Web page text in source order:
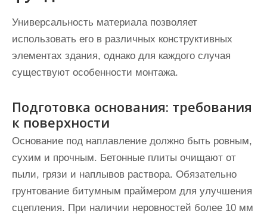
Универсальность материала позволяет
использовать его в различных конструктивных
элементах здания, однако для каждого случая
существуют особенности монтажа.
Подготовка основания: требования
к поверхности
Основание под наплавление должно быть ровным,
сухим и прочным. Бетонные плиты очищают от
пыли, грязи и наплывов раствора. Обязательно
грунтование битумным праймером для улучшения
сцепления. При наличии неровностей более 10 мм